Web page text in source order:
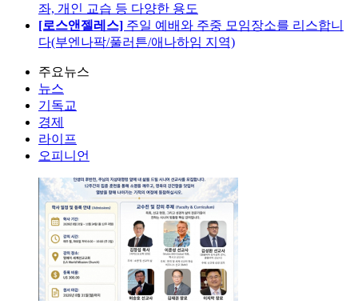
좌, 개인 교습 등 다양한 용도
[로스앤젤레스] 주일 예배와 주중 모임장소를 리스합니
다(부엔나팍/풀러튼/애나하임 지역)
주요뉴스
뉴스
기독교
경제
라이프
오피니언